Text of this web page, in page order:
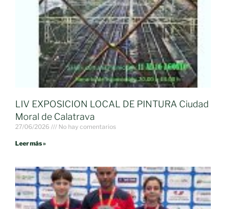
LIV EXPOSICION LOCAL DE PINTURA Ciudad
Moral de Calatrava
27/06/2026 No hay comentarios
Leer más »